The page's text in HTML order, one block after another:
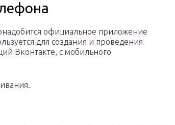
официальное приложение
для создания и проведения
Вконтакте, с мобильного